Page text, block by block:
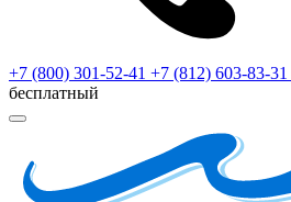
+7 (800) 301-52-41 +7 (812) 603-83-31
бесплатный